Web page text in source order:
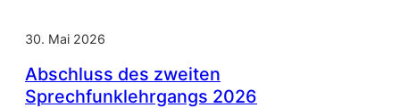
30. Mai 2026
Abschluss des zweiten
Sprechfunklehrgangs 2026